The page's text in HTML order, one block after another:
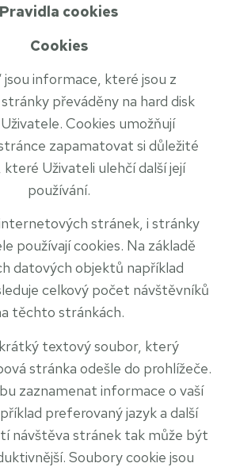
Pravidla cookies
Cookies
jsou informace, které jsou z
převáděny na hard disk
Cookies umožňují
zapamatovat si důležité
Uživateli ulehčí další její
používání.
stránek, i stránky
používají cookies. Na základě
datových objektů například
celkový počet návštěvníků
těchto stránkách.
textový soubor, který
stránka odešle do prohlížeče.
zaznamenat informace o vaší
preferovaný jazyk a další
návštěva stránek tak může být
Soubory cookie jsou